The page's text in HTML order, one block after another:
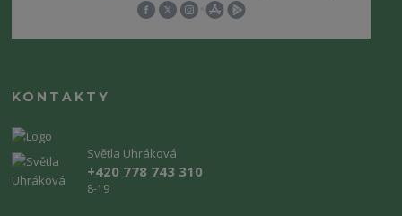
KONTAKTY
Světla Uhráková
+420 778 743 310
8-19